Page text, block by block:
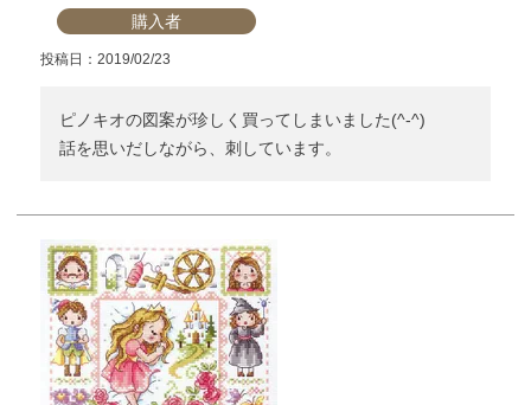
購入者
投稿日 2019/02/23
ピノキオの図案が珍しく買ってしまいました(^-^)
話を思いだしながら、刺しています。